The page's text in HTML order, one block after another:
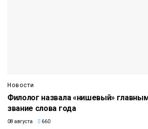
Новости
Филолог назвала «нишевый»
звание слова года
08 августа 660